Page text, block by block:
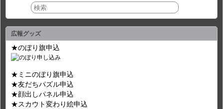
広報グッズ
★のぼり旗申込
★ミニのぼり旗申込
★友だちパズル申込
★顔出しパネル申込
★スカウト変わり絵申込